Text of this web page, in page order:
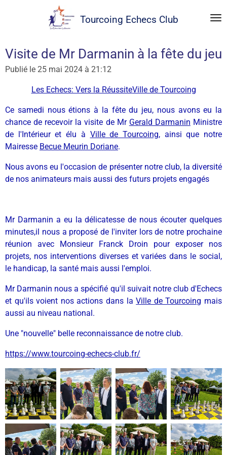
principal
Tourcoing Echecs Club
Visite de Mr Darmanin à la fête du jeu
Publié le 25 mai 2024 à 21:12
Les Echecs: Vers la RéussiteVille de Tourcoing
Ce samedi nous étions à la fête du jeu, nous avons eu la
chance de recevoir la visite de Mr Gerald Darmanin Ministre
de l'Intérieur et élu à Ville de Tourcoing, ainsi que notre
Mairesse Becue Meurin Doriane.
Nous avons eu l'occasion de présenter notre club, la diversité
de nos animateurs mais aussi des futurs projets engagés
Mr Darmanin a eu la délicatesse de nous écouter quelques
minutes,il nous a proposé de l'inviter lors de notre prochaine
réunion avec Monsieur Franck Droin pour exposer nos
projets, nos interventions diverses et variées dans le social,
le handicap, la santé mais aussi l'emploi.
Mr Darmanin nous a spécifié qu'il suivait notre club d'Echecs
et qu'ils voient nos actions dans laVille de Tourcoing mais
aussi au niveau national.
Une "nouvelle" belle reconnaissance de notre club.
https://www.tourcoing-echecs-club.fr/